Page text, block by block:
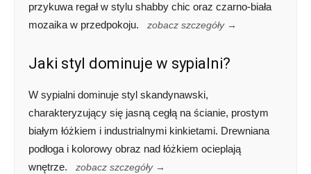
przykuwa regał w stylu shabby chic oraz czarno-biała
mozaika w przedpokoju.
zobacz szczegóły →
Jaki styl dominuje w sypialni?
W sypialni dominuje styl skandynawski,
charakteryzujący się jasną cegłą na ścianie, prostym
białym łóżkiem i industrialnymi kinkietami. Drewniana
podłoga i kolorowy obraz nad łóżkiem ocieplają
wnętrze.
zobacz szczegóły →